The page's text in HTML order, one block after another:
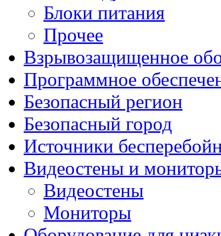
Блоки питания
Прочее
Взрывозащищенное
Программное
Безопасный регион
Безопасный город
Источники
Видеостены и
Видеостены
Мониторы